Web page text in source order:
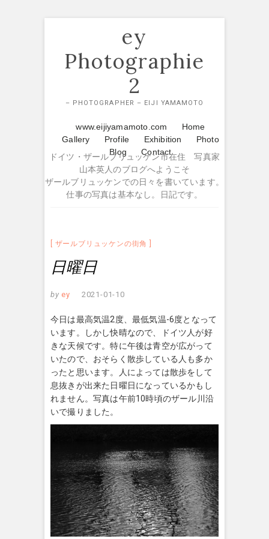
ey
Photographie
2
– PHOTOGRAPHER – EIJI YAMAMOTO
www.eijiyamamoto.com
Home
Gallery
Profile Exhibition
Photo
Blog
Contact
ドイツ・ザールブリュッケン市在住 写真家
山本英人のブログへようこそ
ザールブリュッケンでの日々を書いています。
仕事の写真は基本なし。日記です。
ザールブリュッケンの街角
日曜日
by ey 2021-01-10
今日は最高気温2度、最低気温-6度となって
います。しかし快晴なので、ドイツ人が好
きな天候です。特に午後は青空が広がって
いたので、おそらく散歩している人も多か
ったと思います。人によっては散歩をして
息抜きが出来た日曜日になっているかもし
れません。写真は午前10時頃のザール川沿
いで撮りました。